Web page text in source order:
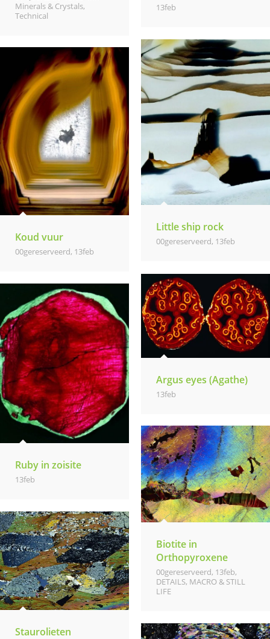
Minerals & Crystals,
Technical
13feb
Little ship rock
00gereserveerd, 13feb
Koud vuur
00gereserveerd, 13feb
Argus eyes (Agathe)
13feb
Ruby in zoisite
13feb
Biotite in
Orthopyroxene
00gereserveerd, 13feb,
DETAILS, MACRO & STILL
LIFE
Staurolieten